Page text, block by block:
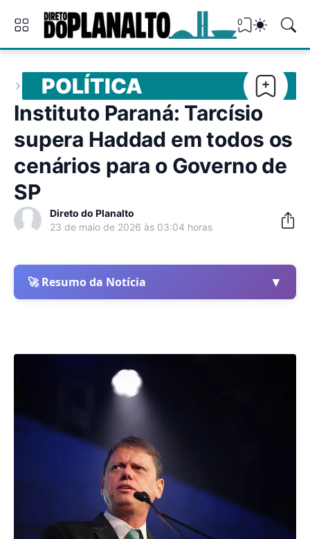
0
POLÍTICA
Instituto Paraná: Tarcísio
supera Haddad em todos os
cenários para o Governo de
SP
Direto do Planalto
23 de maio de 2026 às 03:04 horas
🚀 Resumo da Notícia ▼